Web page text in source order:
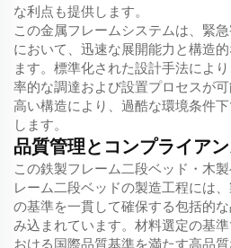
な利点も提供します。
この金属フレームシステムは、緊
において、迅速な展開能力と構造
ます。標準化された設計手法によ
率的な調達および設置プロセスが
高い構造により、過酷な環境条件
します。
品質管理とコンプライア
この鉄製フレーム二段ベッド・木
レーム二段ベッドの製造工程には
の基準を一貫して確保する包括的
み込まれています。材料選定の基
おける国際品質基準を満たす高品